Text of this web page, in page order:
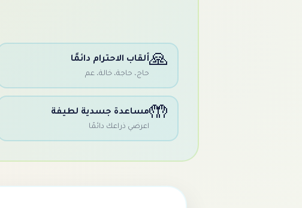
🙏ألقاب الاحترام دائمًا
حاج، حاجة، خالة، عم
🤲مساعدة جسدية لطيفة
اعرضي ذراعك دائمًا